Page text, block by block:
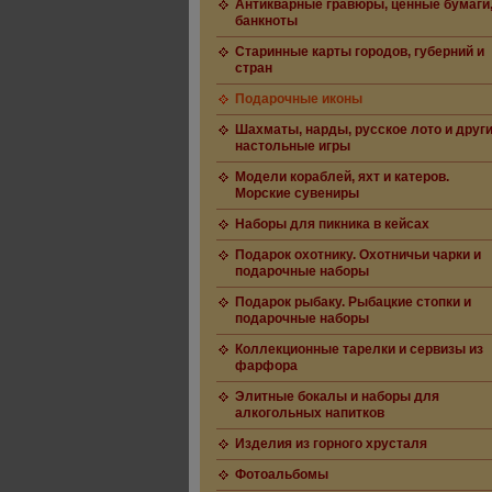
Антикварные гравюры, ценные бумаги,
банкноты
Старинные карты городов, губерний и
стран
Подарочные иконы
Шахматы, нарды, русское лото и
настольные игры
Модели кораблей, яхт и катеров.
Морские сувениры
Наборы для пикника в кейсах
Подарок охотнику. Охотничьи чарки и
подарочные наборы
Подарок рыбаку. Рыбацкие стопки и
подарочные наборы
Коллекционные тарелки и сервизы из
фарфора
Элитные бокалы и наборы для
алкогольных напитков
Изделия из горного хрусталя
Фотоальбомы